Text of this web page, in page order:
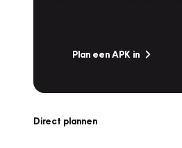
Plan een APK in
Direct plannen